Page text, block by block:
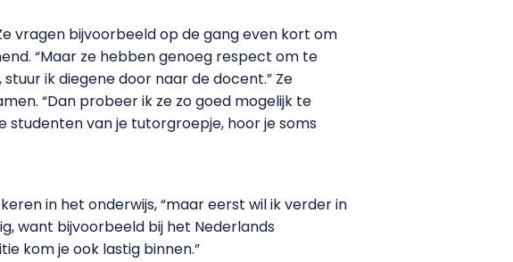
vragen bijvoorbeeld op de gang even kort om
“Maar ze hebben genoeg respect om te
ik diegene door naar de docent.” Ze
“Dan probeer ik ze zo goed mogelijk te
van je tutorgroepje, hoor je soms
in het onderwijs, “maar eerst wil ik verder in
want bijvoorbeeld bij het Nederlands
kom je ook lastig binnen.”